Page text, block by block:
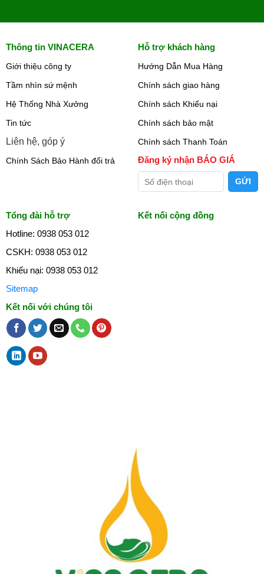
Thông tin VINACERA
Giới thiệu công ty
Tầm nhìn sứ mệnh
Hệ Thống Nhà Xưởng
Tin tức
Liên hệ, góp ý
Chính Sách Bảo Hành đổi trả
Hỗ trợ khách hàng
Hướng Dẫn Mua Hàng
Chính sách giao hàng
Chính sách Khiếu nại
Chính sách bảo mật
Chính sách Thanh Toán
Đăng ký nhận BÁO GIÁ
Tổng đài hỗ trợ
Hotline: 0938 053 012
CSKH: 0938 053 012
Khiếu nại: 0938 053 012
Sitemap
Kết nối với chúng tôi
Kết nối cộng đồng